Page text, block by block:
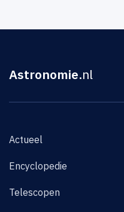
Astronomie.nl
Actueel
Encyclopedie
Telescopen